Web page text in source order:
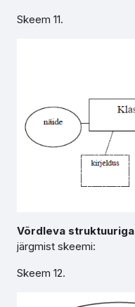
Skeem 11.
Võrdleva struktuuriga
järgmist skeemi:
Skeem 12.